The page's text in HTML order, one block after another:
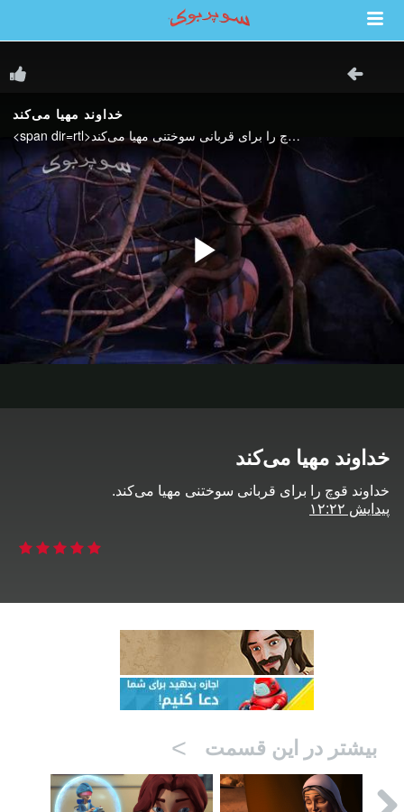
خداوند مهیا می‌کند
خداوند قوچ را برای قربانی سوختنی مهیا می‌کند.
پیدایش ۱۲:۲۲
بیشتر در این قسمت >